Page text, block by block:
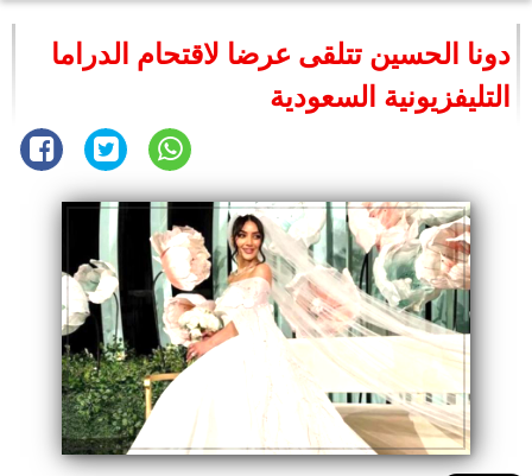
بنوك
دونا الحسين تتلقى عرضا لاقتحام الدراما
التليفزيونية السعودية